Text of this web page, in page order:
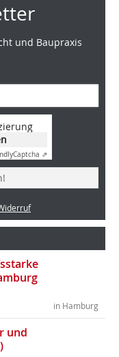
und Baupraxis
Captcha ⇗
in Hamburg
und